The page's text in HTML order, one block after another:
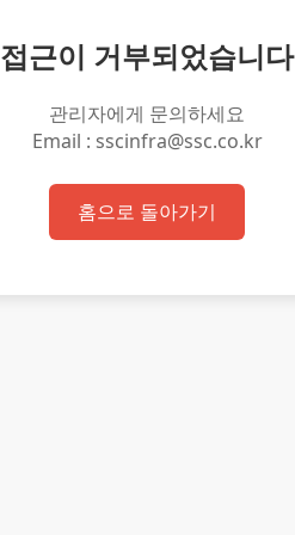
접근이 거부되었습니다
관리자에게 문의하세요
Email : sscinfra@ssc.co.kr
홈으로 돌아가기